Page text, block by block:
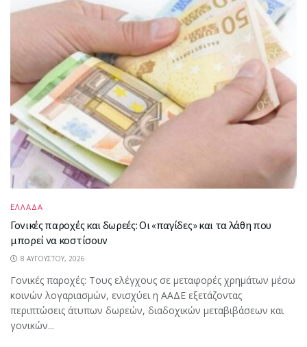
ΕΛΛΑΔΑ
Γονικές παροχές και δωρεές: Οι «παγίδες» και τα λάθη που
μπορεί να κοστίσουν
8 ΑΥΓΟΎΣΤΟΥ, 2026
Γονικές παροχές: Τους ελέγχους σε μεταφορές χρημάτων μέσω
κοινών λογαριασμών, ενισχύει η ΑΑΔΕ εξετάζοντας
περιπτώσεις άτυπων δωρεών, διαδοχικών μεταβιβάσεων και
γονικών...